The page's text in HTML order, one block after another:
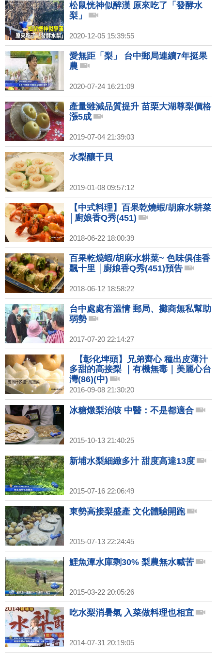
松鼠恍神似醉漢 原來吃了「發酵水
梨」
2020-12-05 15:39:55
愛無距「梨」 台中郵局連續7年挺果
農
2020-07-24 16:21:09
產量雖減品質提升 苗栗大湖尊梨價格
漲5成
2019-07-04 21:39:03
水梨釀干貝
2019-01-08 09:57:12
【中式料理】百果乾燒蝦/胡麻水耕菜
│廚娘香Q秀(451)
2018-06-22 18:00:39
百果乾燒蝦/胡麻水耕菜~ 色味俱佳香
飄十里 │廚娘香Q秀(451)預告
2018-06-12 18:58:22
台中處處有溫情 郵局、攤商無私幫助
弱勢
2017-07-20 22:14:27
【彰化埤頭】兄弟齊心 種出皮薄汁
多甜的高接梨 ｜有機無毒｜美麗心台
灣(86)(中)
2016-09-08 21:30:20
冰糖燉梨治咳 中醫：不是都適合
2015-10-13 21:40:25
新埔水梨細緻多汁 甜度高達13度
2015-07-16 22:06:49
東勢高接梨盛產 文化體驗開跑
2015-07-13 22:24:45
鯉魚潭水庫剩30% 梨農無水喊苦
2015-03-22 20:05:26
吃水梨消暑氣 入菜做料理也相宜
2014-07-31 20:19:05